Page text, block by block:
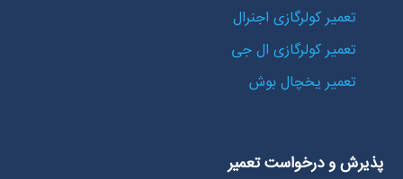
تعمیر کولرگازی اجنرال
تعمیر کولرگازی ال جی
تعمیر یخچال بوش
پذیرش و درخواست تعمیر